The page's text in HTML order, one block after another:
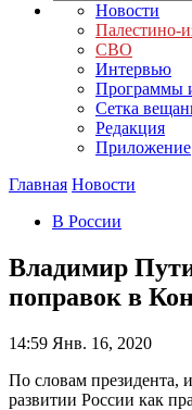
Новости
Палестино-
СВО
Интервью
Программы
Сетка
Редакция
Приложение
Главная Новости
В России
Владимир
поправок в
14:59 Янв. 16, 2020
По словам президента,
развитии России как